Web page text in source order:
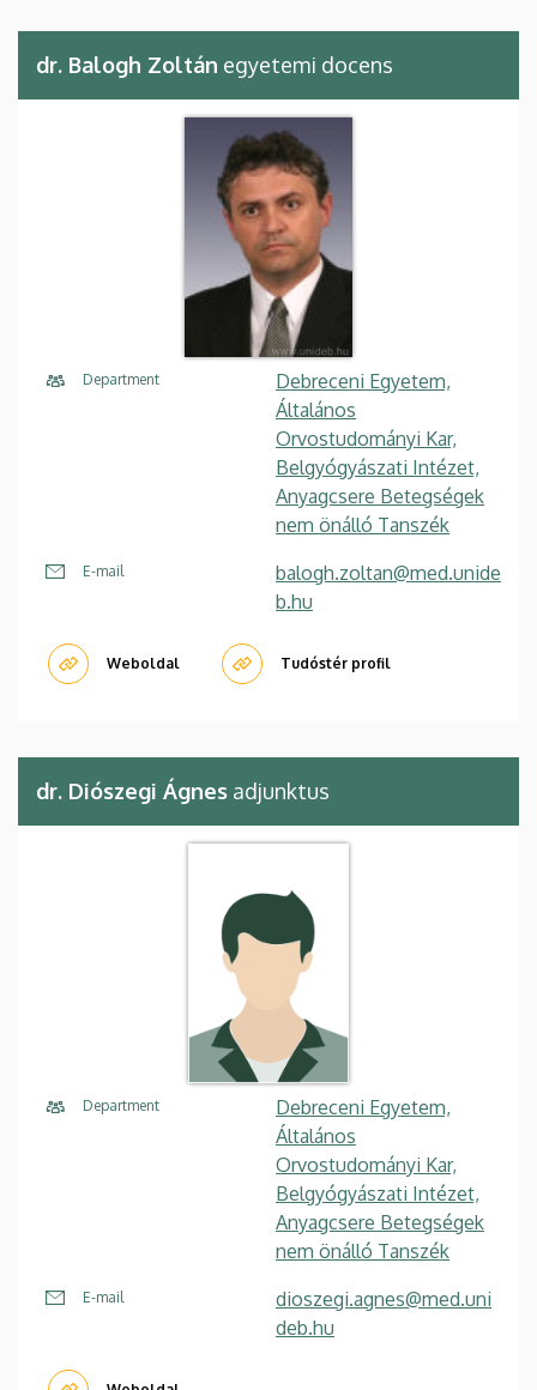
dr. Balogh Zoltán egyetemi docens
Department
Debreceni Egyetem,
Általános
Orvostudományi Kar,
Belgyógyászati Intézet,
Anyagcsere Betegségek
nem önálló Tanszék
E-mail
balogh.zoltan@med.unide
b.hu
Weboldal Tudóstér profil
dr. Diószegi Ágnes adjunktus
Department
Debreceni Egyetem,
Általános
Orvostudományi Kar,
Belgyógyászati Intézet,
Anyagcsere Betegségek
nem önálló Tanszék
E-mail
dioszegi.agnes@med.uni
deb.hu